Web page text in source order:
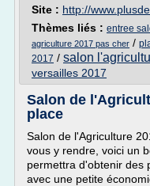
Site : http://
Thèmes liés : entree
agriculture 2017 pas cher /
2017 / salon
versailles 2017
Salon de
place
Salon de l'Agriculture
vous y rendre, voici un
permettra d'obtenir des
avec une petite